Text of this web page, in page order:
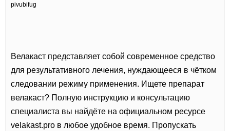
pivubifug
Велакаст представляет собой современное средство
для результативного лечения, нуждающееся в чётком
следовании режиму применения. Ищете препарат
велакаст? Полную инструкцию и консультацию
специалиста вы найдёте на официальном ресурсе
velakast.pro в любое удобное время. Пропускать